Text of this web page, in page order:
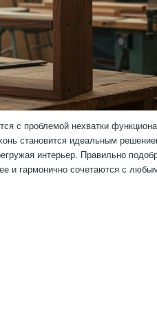
с проблемой нехватки
становится идеальным
интерьер. Правильно
и гармонично сочетаются с